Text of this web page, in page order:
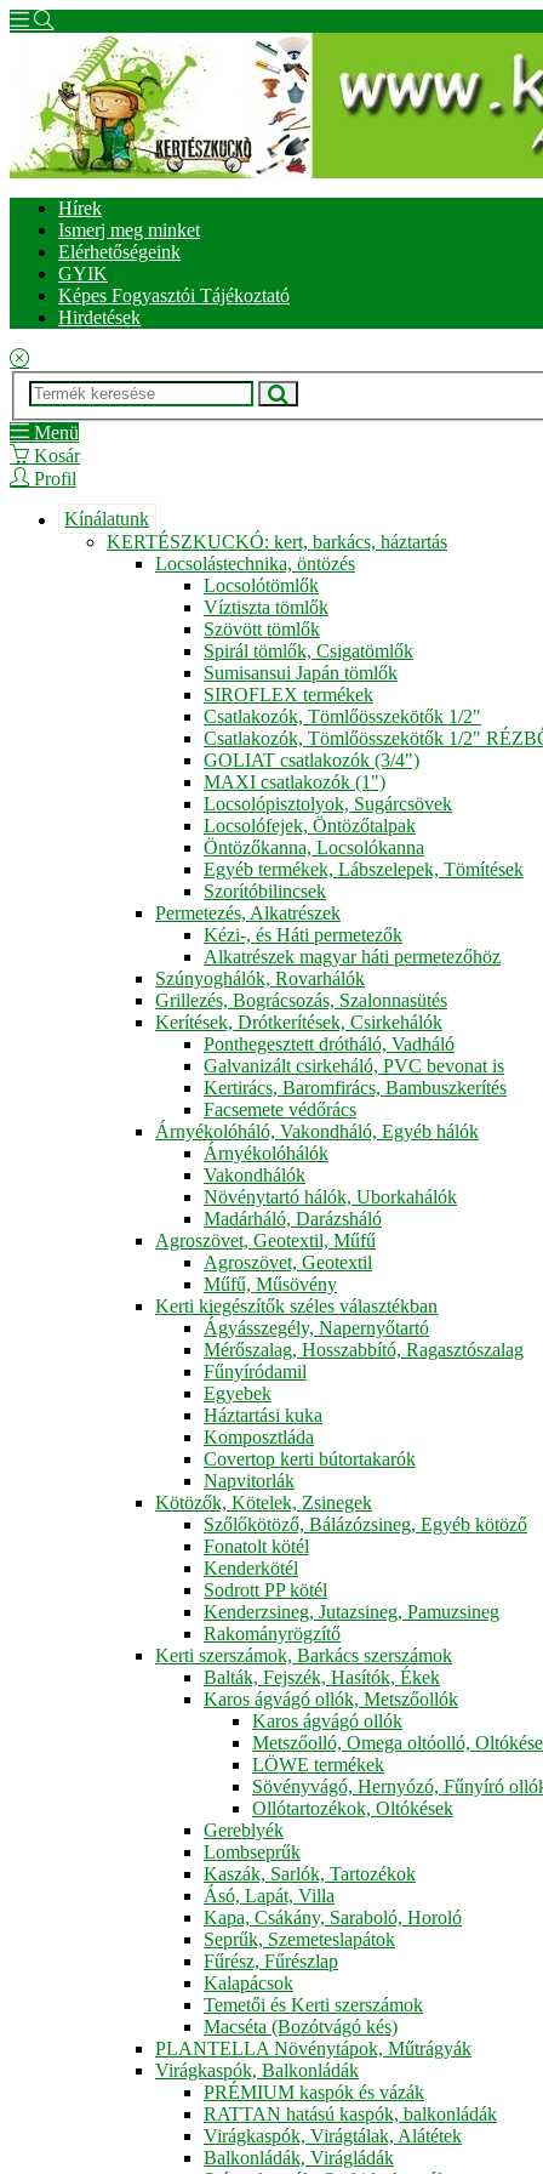
Hírek
Ismerj meg minket
Elérhetőségeink
GYIK
Képes Fogyasztói Tájékoztató
Hirdetések
Menü
Kosár
Profil
Kínálatunk
KERTÉSZKUCKÓ: kert, barkács, háztartás
Locsolástechnika, öntözés
Locsolótömlők
Víztiszta tömlők
Szövött tömlők
Spirál tömlők, Csigatömlők
Sumisansui Japán tömlők
SIROFLEX termékek
Csatlakozók, Tömlőösszekötők 1/2"
Csatlakozók, Tömlőösszekötők 1/2"
GOLIAT csatlakozók (3/4")
MAXI csatlakozók (1")
Locsolópisztolyok, Sugárcsövek
Locsolófejek, Öntözőtalpak
Öntözőkanna, Locsolókanna
Egyéb termékek, Lábszelepek, Tömítések
Szorítóbilincsek
Permetezés, Alkatrészek
Kézi-, és Háti permetezők
Alkatrészek magyar háti permetezőhöz
Szúnyoghálók, Rovarhálók
Grillezés, Bográcsozás, Szalonnasütés
Kerítések, Drótkerítések, Csirkehálók
Ponthegesztett drótháló, Vadháló
Galvanizált csirkeháló, PVC bevonat is
Kertirács, Baromfirács, Bambuszkerítés
Facsemete védőrács
Árnyékolóháló, Vakondháló, Egyéb hálók
Árnyékolóhálók
Vakondhálók
Növénytartó hálók, Uborkahálók
Madárháló, Darázsháló
Agroszövet, Geotextil, Műfű
Agroszövet, Geotextil
Műfű, Műsövény
Kerti kiegészítők széles választékban
Ágyásszegély, Napernyőtartó
Mérőszalag, Hosszabbító, Ragasztószalag
Fűnyíródamil
Egyebek
Háztartási kuka
Komposztláda
Covertop kerti bútortakarók
Napvitorlák
Kötözők, Kötelek, Zsinegek
Szőlőkötöző, Bálázózsineg, Egyéb kötöző
Fonatolt kötél
Kenderkötél
Sodrott PP kötél
Kenderzsineg, Jutazsineg, Pamuzsineg
Rakományrögzítő
Kerti szerszámok, Barkács szerszámok
Balták, Fejszék, Hasítók, Ékek
Karos ágvágó ollók, Metszőollók
Karos ágvágó ollók
Metszőolló, Omega oltóolló,
LÖWE termékek
Sövényvágó, Hernyózó, Fűnyíró
Ollótartozékok, Oltókések
Gereblyék
Lombseprűk
Kaszák, Sarlók, Tartozékok
Ásó, Lapát, Villa
Kapa, Csákány, Saraboló, Horoló
Seprűk, Szemeteslapátok
Fűrész, Fűrészlap
Kalapácsok
Temetői és Kerti szerszámok
Macséta (Bozótvágó kés)
PLANTELLA Növénytápok, Műtrágyák
Virágkaspók, Balkonládák
PRÉMIUM kaspók és vázák
RATTAN hatású kaspók, balkonládák
Virágkaspók, Virágtálak, Alátétek
Balkonládák, Virágládák